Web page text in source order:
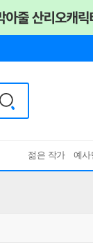
젊은 작가 예사